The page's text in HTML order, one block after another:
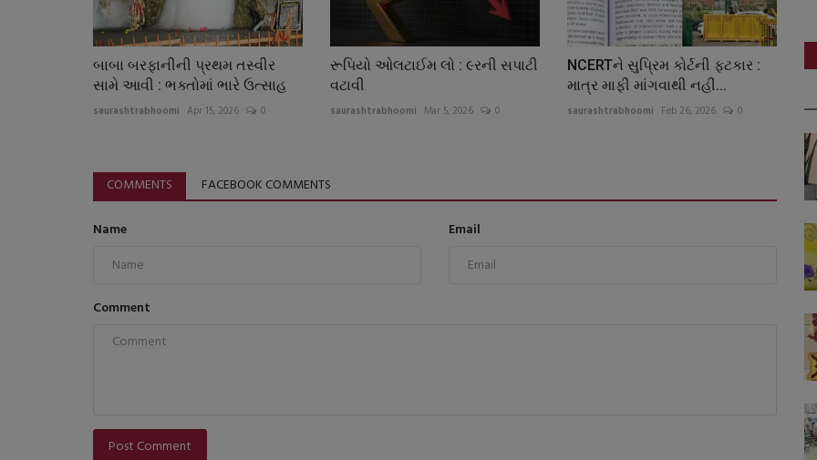
બાબા બરફાનીની પ્રથમ તસ્વીર
સામે આવી : ભક્તોમાં ભારે ઉત્સાહ
saurashtrabhoomi Apr 15, 2026 0
રૂપિયો ઓલટાઈમ લો : ૯રની સપાટી
વટાવી
saurashtrabhoomi Mar 5, 2026 0
NCERTને સુપ્રિમ કોર્ટની ફટકાર :
માત્ર માફી માંગવાથી નહીં...
saurashtrabhoomi Feb 26, 2026 0
COMMENTS FACEBOOK COMMENTS
Name Email
Comment
Post Comment